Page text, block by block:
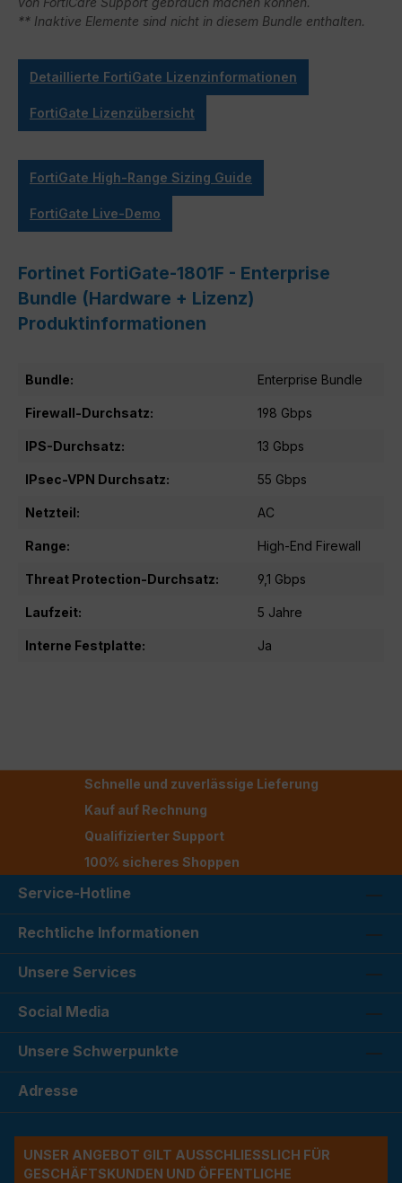
** Inaktive Elemente sind nicht in diesem Bundle enthalten.
Detaillierte FortiGate Lizenzinformationen
FortiGate Lizenzübersicht
FortiGate High-Range Sizing Guide
FortiGate Live-Demo
Fortinet FortiGate-1801F - Enterprise
Bundle (Hardware + Lizenz)
Produktinformationen
Bundle: Enterprise Bundle
Firewall-Durchsatz: 198 Gbps
IPS-Durchsatz: 13 Gbps
IPsec-VPN Durchsatz: 55 Gbps
Netzteil: AC
Range: High-End Firewall
Threat Protection-Durchsatz: 9,1 Gbps
Laufzeit: 5 Jahre
Interne Festplatte: Ja
Schnelle und zuverlässige Lieferung
Kauf auf Rechnung
Qualifizierter Support
100% sicheres Shoppen
Service-Hotline
Rechtliche Informationen
Unsere Services
Social Media
Unsere Schwerpunkte
Adresse
UNSER ANGEBOT GILT AUSSCHLIESSLICH FÜR G
ESCHÄFTSKUNDEN UND ÖFFENTLICHE A